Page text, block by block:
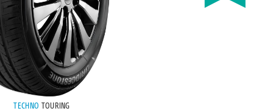
TECHNO TOURING